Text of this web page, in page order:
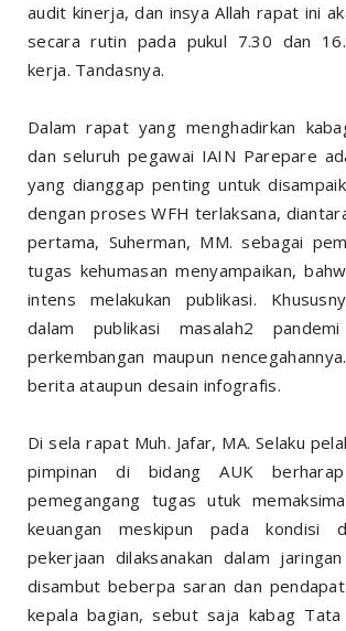
audit kinerja, dan insya Allah rapat ini
secara rutin pada pukul 7.30 dan
kerja. Tandasnya.
Dalam rapat yang menghadirkan
dan seluruh pegawai IAIN Parepare
yang dianggap penting untuk
dengan proses WFH terlaksana,
pertama, Suherman, MM. sebagai
tugas kehumasan menyampaikan,
intens melakukan publikasi.
dalam publikasi masalah2
perkembangan maupun
berita ataupun desain infografis.
Di sela rapat Muh. Jafar, MA. Selaku
pimpinan di bidang AUK
pemegangang tugas utuk
keuangan meskipun pada kondisi
pekerjaan dilaksanakan dalam
disambut beberpa saran dan
kepala bagian, sebut saja kabag Tata